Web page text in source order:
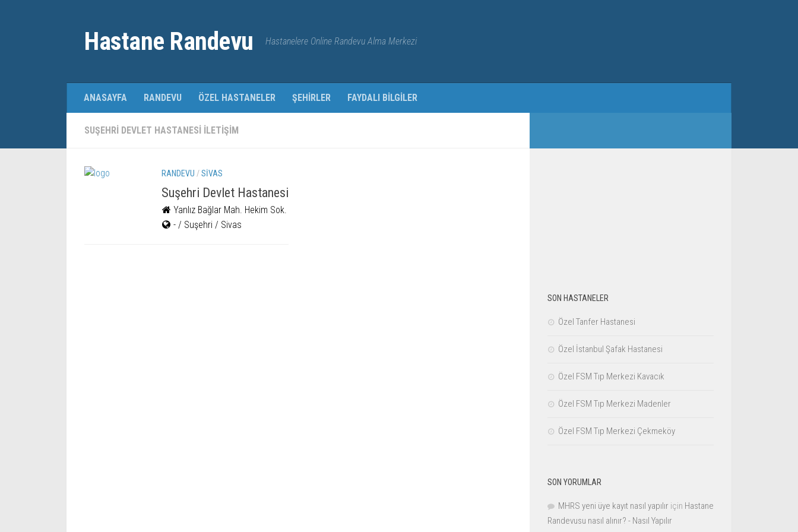
Hastane Randevu Hastanelere Online Randevu Alma Merkezi
ANASAYFA RANDEVU ÖZEL HASTANELER ŞEHIRLER FAYDALI BILGILER
SUŞEHRI DEVLET HASTANESI ILETIŞIM
RANDEVU /SIVAS
Suşehri Devlet Hastanesi
Yanlız Bağlar Mah. Hekim Sok.
- / Suşehri / Sivas
SON HASTANELER
Özel Tanfer Hastanesi
Özel İstanbul Şafak Hastanesi
Özel FSM Tıp Merkezi Kavacık
Özel FSM Tıp Merkezi Madenler
Özel FSM Tıp Merkezi Çekmeköy
SON YORUMLAR
MHRS yeni üye kayıt nasıl yapılır için Hastane
Randevusu nasıl alınır? - Nasıl Yapılır